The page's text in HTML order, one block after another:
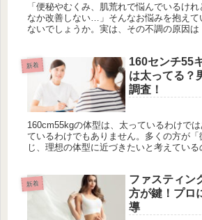
「便秘やむくみ、肌荒れで悩んでいるけ
なか改善しない…」そんなお悩みを抱えて
ないでしょうか。実は、その不調の原因は
新着
160センチ55
は太ってる？
調査！
160cm55kgの体型は、太っているわけで
ているわけでもありません。多くの方が
じ、理想の体型に近づきたいと考えている
新着
ファスティン
方が鍵！プロ
導